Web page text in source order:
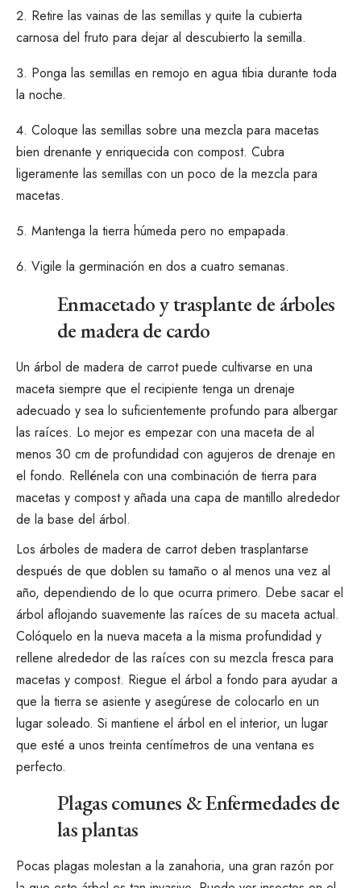
Retire las vainas de las semillas y quite la cubierta
carnosa del fruto para dejar al descubierto la semilla.
Ponga las semillas en remojo en agua tibia durante toda
la noche.
Coloque las semillas sobre una mezcla para macetas
bien drenante y enriquecida con compost. Cubra
ligeramente las semillas con un poco de la mezcla para
macetas.
Mantenga la tierra húmeda pero no empapada.
Vigile la germinación en dos a cuatro semanas.
Enmacetado y trasplante de árboles
de madera de cardo
Un árbol de madera de carrot puede cultivarse en una
maceta siempre que el recipiente tenga un drenaje
adecuado y sea lo suficientemente profundo para albergar
las raíces. Lo mejor es empezar con una maceta de al
menos 30 cm de profundidad con agujeros de drenaje en
el fondo. Rellénela con una combinación de tierra para
macetas y compost y añada una capa de mantillo alrededor
de la base del árbol.
Los árboles de madera de carrot deben trasplantarse
después de que doblen su tamaño o al menos una vez al
año, dependiendo de lo que ocurra primero. Debe sacar el
árbol aflojando suavemente las raíces de su maceta actual.
Colóquelo en la nueva maceta a la misma profundidad y
rellene alrededor de las raíces con su mezcla fresca para
macetas y compost. Riegue el árbol a fondo para ayudar a
que la tierra se asiente y asegúrese de colocarlo en un
lugar soleado. Si mantiene el árbol en el interior, un lugar
que esté a unos treinta centímetros de una ventana es
perfecto.
Plagas comunes & Enfermedades de
las plantas
Pocas plagas molestan a la zanahoria, una gran razón por